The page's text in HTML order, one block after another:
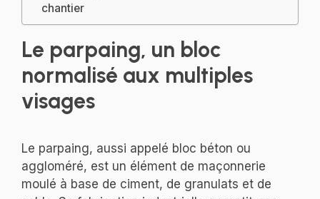
chantier
Le parpaing, un bloc
normalisé aux multiples
visages
Le parpaing, aussi appelé bloc béton ou
aggloméré, est un élément de maçonnerie
moulé à base de ciment, de granulats et de